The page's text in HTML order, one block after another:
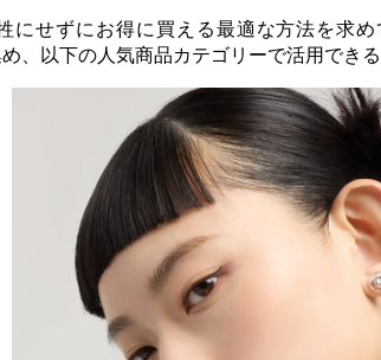
にせずにお得に買える最適な方法を求
、以下の人気商品カテゴリーで活用でき